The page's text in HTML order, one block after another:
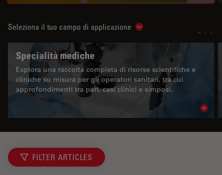
Seleziona il tuo campo di applicazione Show subnavigation
Specialità mediche
Esplora una raccolta completa di risorse scientifiche e
cliniche su misura per gli operatori sanitari, tra cui
approfondimenti tra pari, casi clinici e simposi.
FILTER ARTICLES